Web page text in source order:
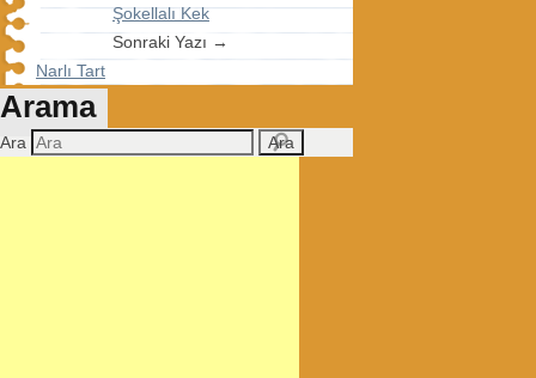
Şokellalı Kek
Sonraki Yazı →
Narlı Tart
Arama
Ara